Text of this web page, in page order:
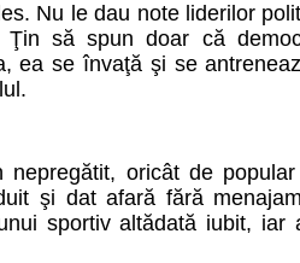
Nu le dau note liderilor
Ţin să spun doar că
ea se învaţă şi se
nepregătit, oricât de
şi dat afară fără
sportiv altădată iubit, iar